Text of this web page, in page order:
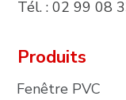
Tél. : 02 99 08
Produits
Fenêtre PVC